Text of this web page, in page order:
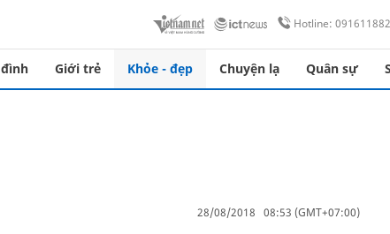
Hotline:
Giới trẻ Khỏe - đẹp Chuyện lạ Quân sự
28/08/2018 08:53 (GMT+07:00)